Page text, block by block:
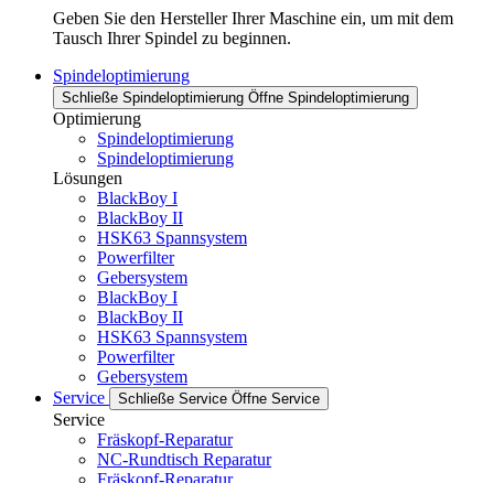
Geben Sie den Hersteller Ihrer Maschine ein, um mit dem
Tausch Ihrer Spindel zu beginnen.
Spindeloptimierung
Schließe Spindeloptimierung Öffne Spindeloptimierung
Optimierung
Spindeloptimierung
Spindeloptimierung
Lösungen
BlackBoy I
BlackBoy II
HSK63 Spannsystem
Powerfilter
Gebersystem
BlackBoy I
BlackBoy II
HSK63 Spannsystem
Powerfilter
Gebersystem
Service
Schließe Service Öffne Service
Service
Fräskopf-Reparatur
NC-Rundtisch Reparatur
Fräskopf-Reparatur